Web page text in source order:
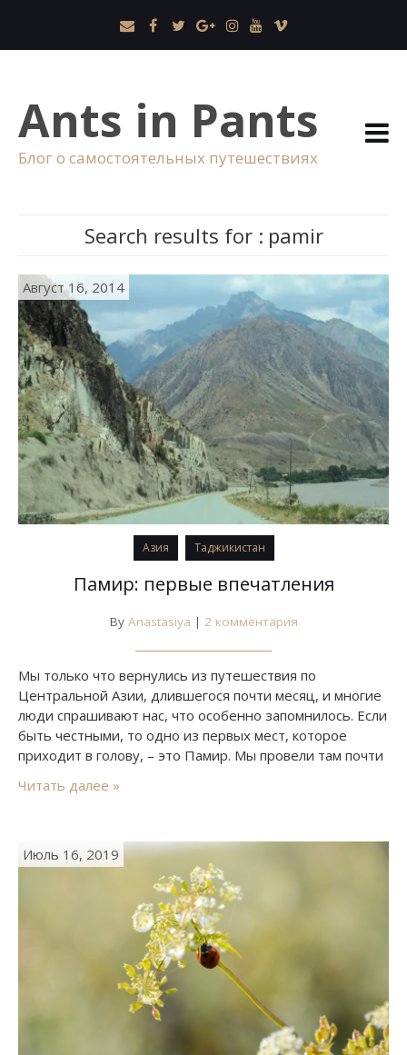
Ants in Pants
Блог о самостоятельных путешествиях
Search results for : pamir
Август 16, 2014
Азия Таджикистан
Памир: первые впечатления
By Anastasiya | 2 комментария
Мы только что вернулись из путешествия по
Центральной Азии, длившегося почти месяц, и многие
люди спрашивают нас, что особенно запомнилось. Если
быть честными, то одно из первых мест, которое
приходит в голову, – это Памир. Мы провели там почти
впечатлениями, которые мы получили за это время.
Читать далее »
Июль 16, 2019